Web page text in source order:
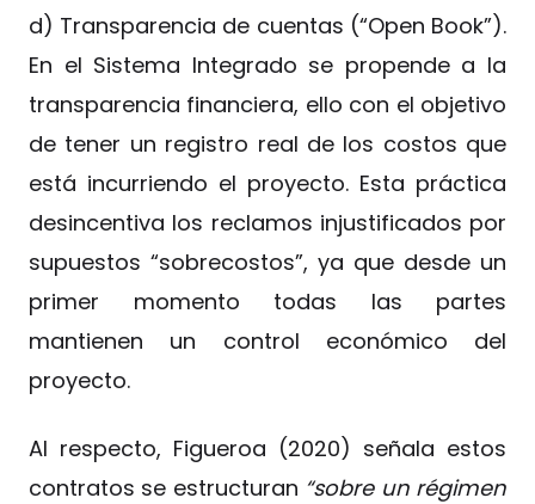
d) Transparencia de cuentas (“Open Book”).
En el Sistema Integrado se propende a la
transparencia financiera, ello con el objetivo
de tener un registro real de los costos que
está incurriendo el proyecto. Esta práctica
desincentiva los reclamos injustificados por
supuestos “sobrecostos”, ya que desde un
primer momento todas las partes
mantienen un control económico del
proyecto.
Al respecto, Figueroa (2020) señala estos
contratos se estructuran “sobre un régimen